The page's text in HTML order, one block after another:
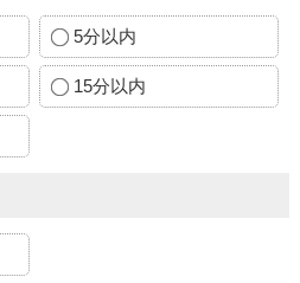
5分以内
15分以内